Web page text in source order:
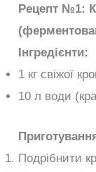
Рецепт №1:
Інгредієнти:
1 кг свіжої
10 л води
Подрібнити